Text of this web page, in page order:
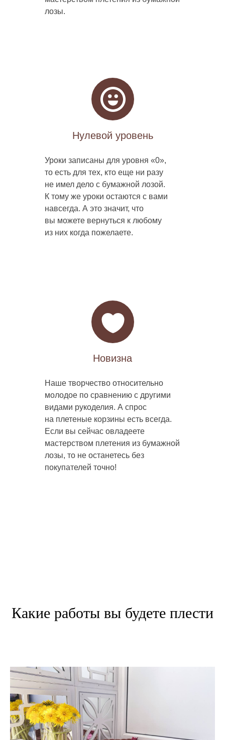
Нулевой уровень
Уроки записаны для уровня «0»,
то есть для тех, кто еще ни разу
не имел дело с бумажной лозой.
К тому же уроки остаются с вами
навсегда. А это значит, что
вы можете вернуться к любому
из них когда пожелаете.
Новизна
лозы.
Наше творчество относительно
молодое по сравнению с другими
видами рукоделия. А спрос
на плетеные корзины есть всегда.
Если вы сейчас овладеете
мастерством плетения из бумажной
лозы, то не останетесь без
покупателей точно!
Какие работы вы будете плести